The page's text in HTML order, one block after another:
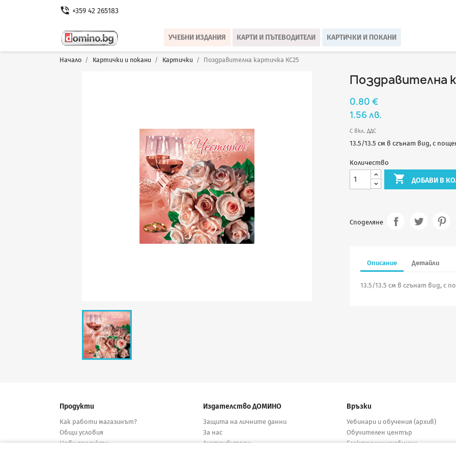
phone_in_talk +359 42 265183
УЧЕБНИ ИЗДАНИЯ КАРТИ И ПЪТЕВОДИТЕЛИ КАРТИЧКИ И ПОКАНИ
Начало Картички и покани Картички Поздравителна картичка КС25
Поздравителна
0.80 €
1.56 лв.
С вкл. ДДС
13.5/13.5 см в сгънат вид, с
Количество
 ДОБАВИ В
Споделяне
Описание Детайли
13.5/13.5 см в сгънат вид, с
Продукти
Как работи магазинът?
Общи условия
Нови продукти
Издателство ДОМИНО
Защита на личните данни
За нас
Дистрибутори
Връзки
Уебинари и обучения (архив)
Обучителен център
Електронни учебници